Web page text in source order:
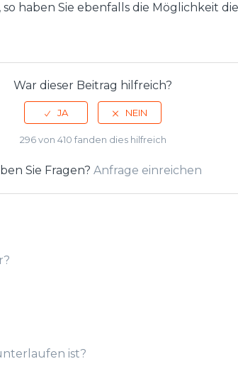
haben Sie ebenfalls die Möglichkeit
War dieser Beitrag hilfreich?
296 von 410 fanden dies hilfreich
Sie Fragen? Anfrage einreichen
ist?